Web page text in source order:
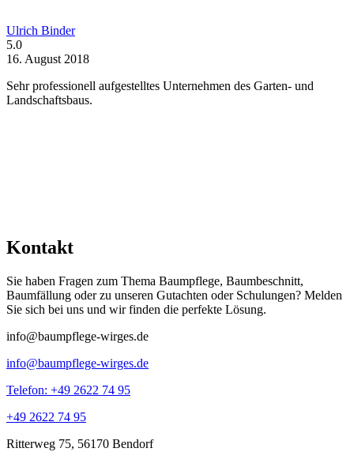
Ulrich Binder
5.0
16. August 2018
Sehr professionell aufgestelltes Unternehmen des Garten- und
Landschaftsbaus.
Kontakt
Sie haben Fragen zum Thema Baumpflege, Baumbeschnitt,
Baumfällung oder zu unseren Gutachten oder Schulungen? Melden
Sie sich bei uns und wir finden die perfekte Lösung.
info@baumpflege-wirges.de
info@baumpflege-wirges.de
Telefon: +49 2622 74 95
+49 2622 74 95
Ritterweg 75, 56170 Bendorf